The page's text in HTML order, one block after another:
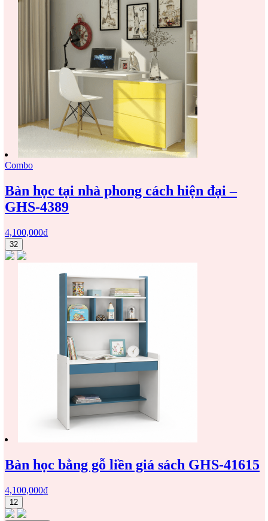
Combo
Bàn học tại nhà phong cách hiện đại –
GHS-4389
4,100,000₫
32
Bàn học bằng gỗ liền giá sách GHS-41615
4,100,000₫
12